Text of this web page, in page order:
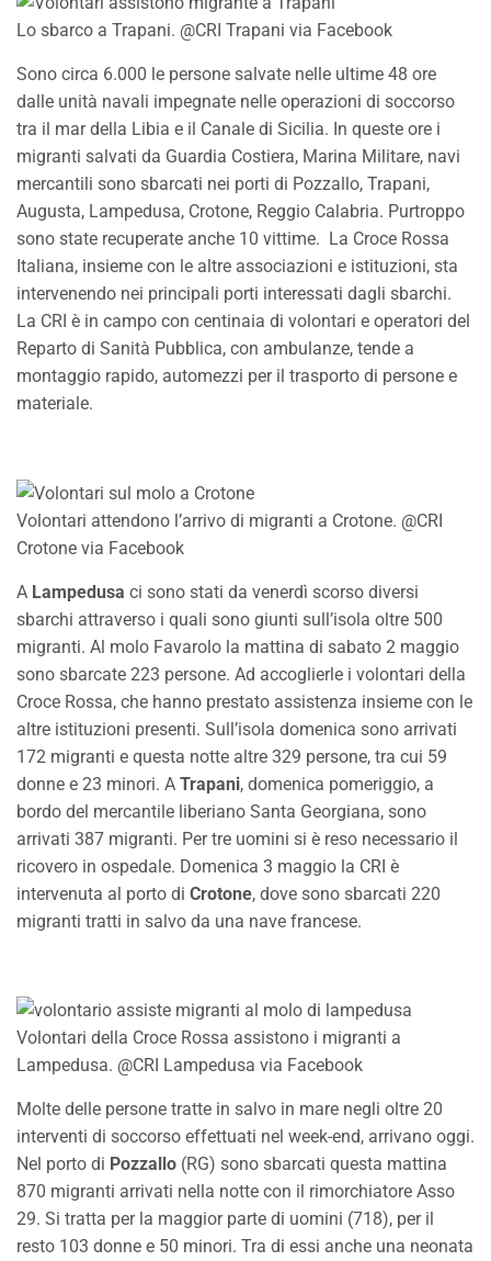
Lo sbarco a Trapani. @CRI Trapani via Facebook
Sono circa 6.000 le persone salvate nelle ultime 48 ore
dalle unità navali impegnate nelle operazioni di soccorso
tra il mar della Libia e il Canale di Sicilia. In queste ore i
migranti salvati da Guardia Costiera, Marina Militare, navi
mercantili sono sbarcati nei porti di Pozzallo, Trapani,
Augusta, Lampedusa, Crotone, Reggio Calabria. Purtroppo
sono state recuperate anche 10 vittime. La Croce Rossa
Italiana, insieme con le altre associazioni e istituzioni, sta
intervenendo nei principali porti interessati dagli sbarchi.
La CRI è in campo con centinaia di volontari e operatori del
Reparto di Sanità Pubblica, con ambulanze, tende a
montaggio rapido, automezzi per il trasporto di persone e
materiale.
Volontari attendono l’arrivo di migranti a Crotone. @CRI
Crotone via Facebook
A Lampedusa ci sono stati da venerdì scorso diversi
sbarchi attraverso i quali sono giunti sull’isola oltre 500
migranti. Al molo Favarolo la mattina di sabato 2 maggio
sono sbarcate 223 persone. Ad accoglierle i volontari della
Croce Rossa, che hanno prestato assistenza insieme con le
altre istituzioni presenti. Sull’isola domenica sono arrivati
172 migranti e questa notte altre 329 persone, tra cui 59
donne e 23 minori. A Trapani, domenica pomeriggio, a
bordo del mercantile liberiano Santa Georgiana, sono
arrivati 387 migranti. Per tre uomini si è reso necessario il
ricovero in ospedale. Domenica 3 maggio la CRI è
intervenuta al porto di Crotone, dove sono sbarcati 220
migranti tratti in salvo da una nave francese.
Volontari della Croce Rossa assistono i migranti a
Lampedusa. @CRI Lampedusa via Facebook
Molte delle persone tratte in salvo in mare negli oltre 20
interventi di soccorso effettuati nel week-end, arrivano oggi.
Nel porto di Pozzallo (RG) sono sbarcati questa mattina
870 migranti arrivati nella notte con il rimorchiatore Asso
29. Si tratta per la maggior parte di uomini (718), per il
resto 103 donne e 50 minori. Tra di essi anche una neonata